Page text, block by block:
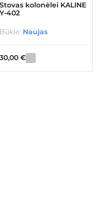
Stovas kolonėlei KALINE
Y-402
Būklė: Naujas
30,00 €